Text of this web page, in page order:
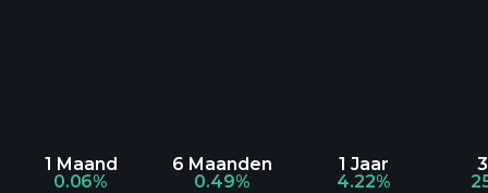
1 Maand
0.06%
6 Maanden
0.49%
1 Jaar
4.22%